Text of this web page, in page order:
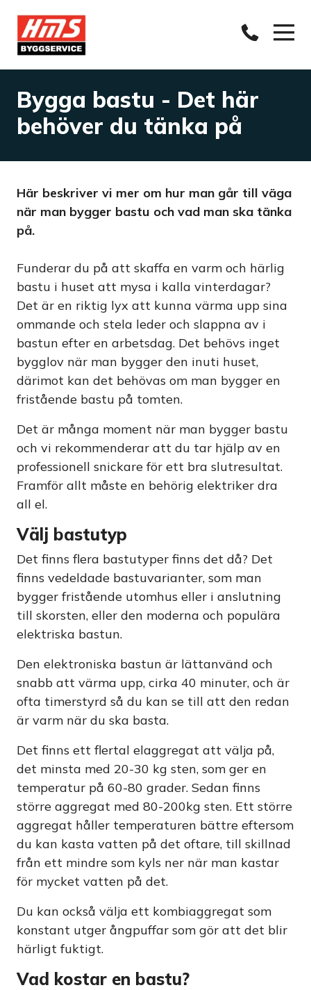
Bygga bastu - Det här
behöver du tänka på
Här beskriver vi mer om hur man går till väga
när man bygger bastu och vad man ska tänka
på.
Funderar du på att skaffa en varm och härlig
bastu i huset att mysa i kalla vinterdagar?
Det är en riktig lyx att kunna värma upp sina
ommande och stela leder och slappna av i
bastun efter en arbetsdag. Det behövs inget
bygglov när man bygger den inuti huset,
därimot kan det behövas om man bygger en
fristående bastu på tomten.
Det är många moment när man bygger bastu
och vi rekommenderar att du tar hjälp av en
professionell snickare för ett bra slutresultat.
Framför allt måste en behörig elektriker dra
all el.
Välj bastutyp
Det finns flera bastutyper finns det då? Det
finns vedeldade bastuvarianter, som man
bygger fristående utomhus eller i anslutning
till skorsten, eller den moderna och populära
elektriska bastun.
Den elektroniska bastun är lättanvänd och
snabb att värma upp, cirka 40 minuter, och är
ofta timerstyrd så du kan se till att den redan
är varm när du ska basta.
Det finns ett flertal elaggregat att välja på,
det minsta med 20-30 kg sten, som ger en
temperatur på 60-80 grader. Sedan finns
större aggregat med 80-200kg sten. Ett större
aggregat håller temperaturen bättre eftersom
du kan kasta vatten på det oftare, till skillnad
från ett mindre som kyls ner när man kastar
för mycket vatten på det.
Du kan också välja ett kombiaggregat som
konstant utger ångpuffar som gör att det blir
härligt fuktigt.
Vad kostar en bastu?